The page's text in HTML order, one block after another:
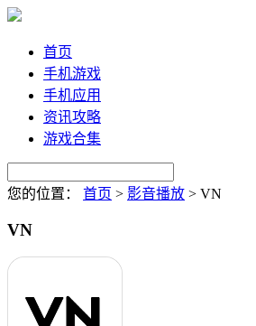
首页
手机游戏
手机应用
资讯攻略
游戏合集
您的位置： 首页 > 影音播放 > VN
VN